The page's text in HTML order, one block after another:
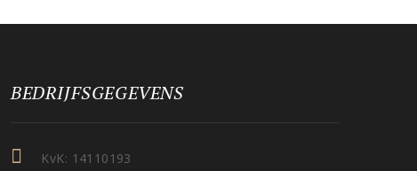
BEDRIJFSGEGEVENS
KvK: 14110193